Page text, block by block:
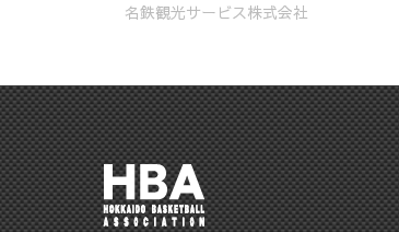
名鉄観光サービス株式会社